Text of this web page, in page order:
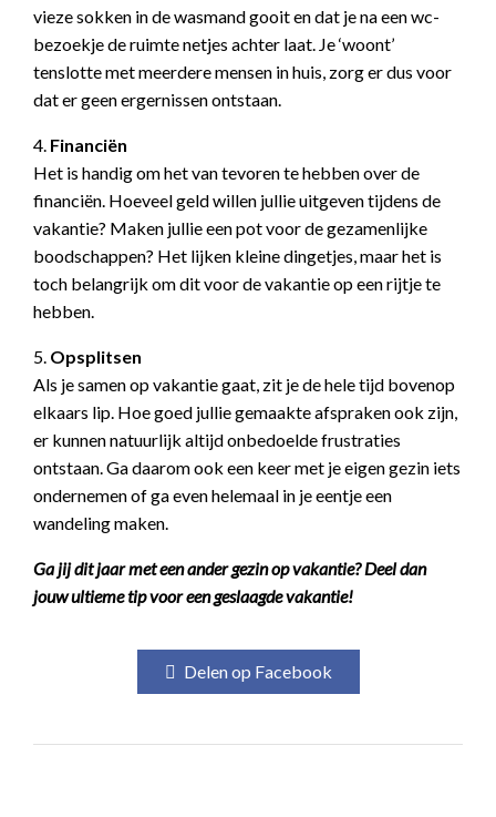
vieze sokken in de wasmand gooit en dat je na een wc-
bezoekje de ruimte netjes achter laat. Je ‘woont’
tenslotte met meerdere mensen in huis, zorg er dus voor
dat er geen ergernissen ontstaan.
4. Financiën
Het is handig om het van tevoren te hebben over de
financiën. Hoeveel geld willen jullie uitgeven tijdens de
vakantie? Maken jullie een pot voor de gezamenlijke
boodschappen? Het lijken kleine dingetjes, maar het is
toch belangrijk om dit voor de vakantie op een rijtje te
hebben.
5. Opsplitsen
Als je samen op vakantie gaat, zit je de hele tijd bovenop
elkaars lip. Hoe goed jullie gemaakte afspraken ook zijn,
er kunnen natuurlijk altijd onbedoelde frustraties
ontstaan. Ga daarom ook een keer met je eigen gezin iets
ondernemen of ga even helemaal in je eentje een
wandeling maken.
Ga jij dit jaar met een ander gezin op vakantie? Deel dan
jouw ultieme tip voor een geslaagde vakantie!
Delen op Facebook